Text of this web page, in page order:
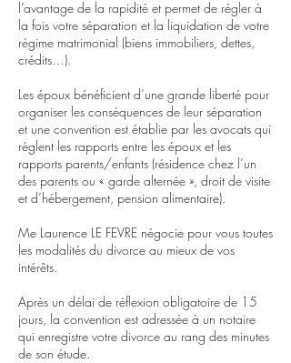
l’avantage de la rapidité et permet de régler à
la fois votre séparation et la liquidation de votre
régime matrimonial (biens immobiliers, dettes,
crédits…).
Les époux bénéficient d’une grande liberté pour
organiser les conséquences de leur séparation
et une convention est établie par les avocats qui
règlent les rapports entre les époux et les
rapports parents/enfants (résidence chez l’un
des parents ou « garde alternée », droit de visite
et d’hébergement, pension alimentaire).
Me Laurence LE FEVRE négocie pour vous toutes
les modalités du divorce au mieux de vos
intérêts.
Après un délai de réflexion obligatoire de 15
jours, la convention est adressée à un notaire
qui enregistre votre divorce au rang des minutes
de son étude.